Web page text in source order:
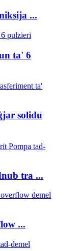
...
ta' 6
solidu
tra ...
...